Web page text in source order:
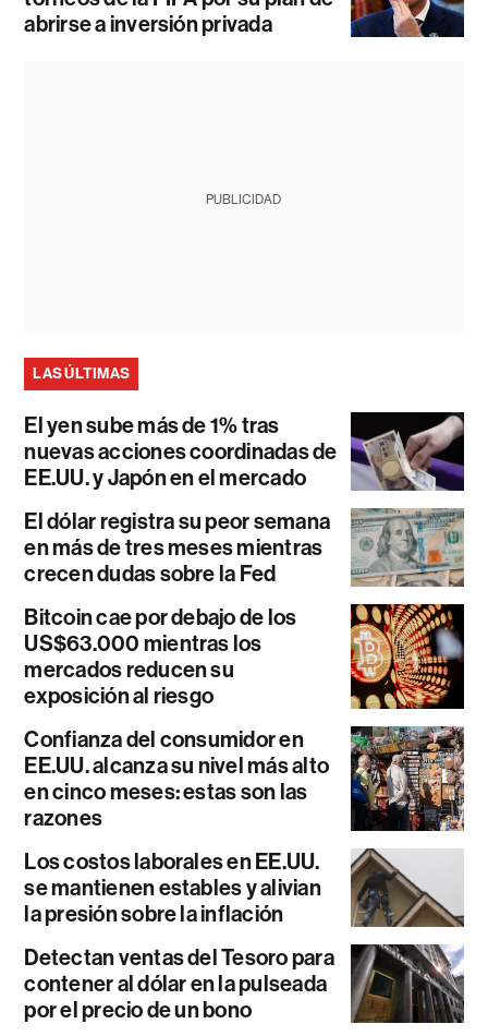
abrirse a inversión privada
PUBLICIDAD
LAS ÚLTIMAS
El yen sube más de 1% tras
nuevas acciones coordinadas de
EE.UU. y Japón en el mercado
El dólar registra su peor semana
en más de tres meses mientras
crecen dudas sobre la Fed
Bitcoin cae por debajo de los
US$63.000 mientras los
mercados reducen su
exposición al riesgo
Confianza del consumidor en
EE.UU. alcanza su nivel más alto
en cinco meses: estas son las
razones
Los costos laborales en EE.UU.
se mantienen estables y alivian
la presión sobre la inflación
Detectan ventas del Tesoro para
contener al dólar en la pulseada
por el precio de un bono